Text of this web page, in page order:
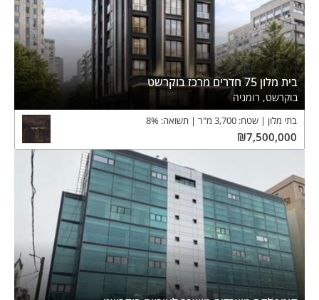
בית מלון 75 חדרים מרכז בוקרשט
בוקרשט, רומניה
בתי מלון שטח: 3,700 מ"ר תשואה: 8%
₪7,500,000